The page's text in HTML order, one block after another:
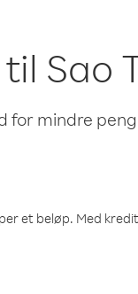
Sao
for mindre
et beløp. Med